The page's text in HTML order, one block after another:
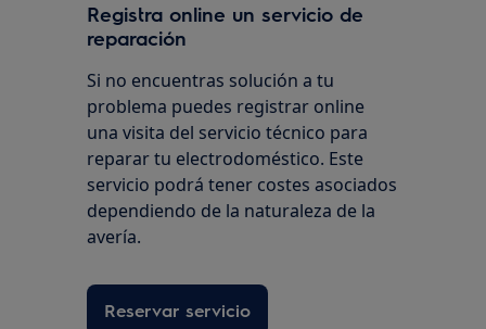
Registra online un servicio de
reparación
Si no encuentras solución a tu
problema puedes registrar online
una visita del servicio técnico para
reparar tu electrodoméstico. Este
servicio podrá tener costes asociados
dependiendo de la naturaleza de la
avería.
Reservar servicio